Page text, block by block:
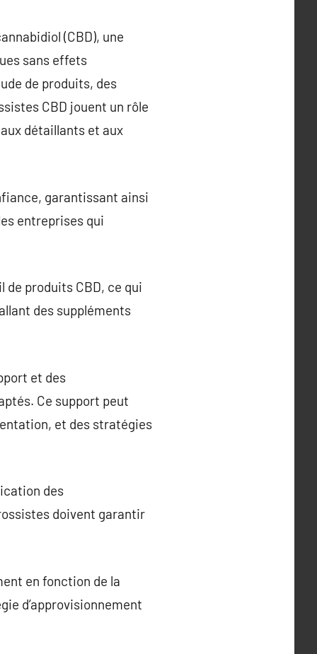
(CBD), une
sans effets
de produits, des
CBD jouent un rôle
détaillants et aux
garantissant ainsi
entreprises qui
produits CBD, ce qui
des suppléments
et des
Ce support peut
et des stratégies
des
doivent garantir
en fonction de la
d’approvisionnement